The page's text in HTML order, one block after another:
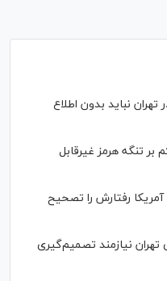
نباید بدون اطلاع
تنگه هرمز غیرقابل
رفتارش را تصحیح
تهران نیازمند تصمیم‌گیری